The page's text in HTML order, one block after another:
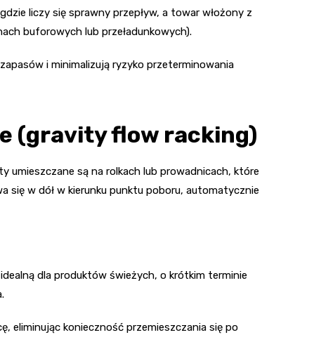
liczy się sprawny przepływ, a towar włożony z
buforowych lub przeładunkowych).
i minimalizują ryzyko przeterminowania
(gravity flow racking)
umieszczane są na rolkach lub prowadnicach, które
się w dół w kierunku punktu poboru, automatycznie
dla produktów świeżych, o krótkim terminie
eliminując konieczność przemieszczania się po